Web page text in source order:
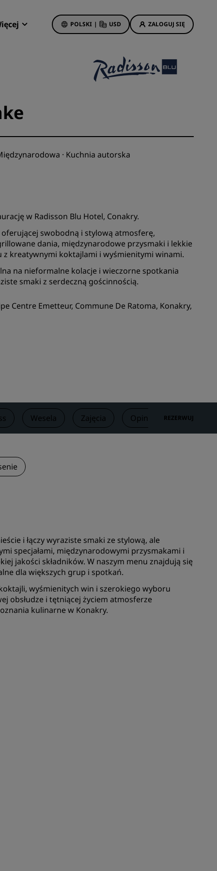
POLSKI | USD ZALOGUJ SIĘ
Oferty hotelowe
Zobacz nasze pakiety
Rad Pets
Lokale na wesele
Zrównoważone pobyty
Pobyty drużyn sportowych
Podróżnik biznesowy
Zapraszamy na nasz blog
Jak zdobywać punkty
Bookers and Planners
· Kuchnia autorska
w Radisson Blu Hotel, Conakry.
oferującej swobodną i stylową atmosferę,
dania, międzynarodowe przysmaki i lekkie
z kreatywnymi koktajlami i wyśmienitymi winami.
na nieformalne kolacje i wieczorne spotkania
smaki z serdeczną gościnnością.
Centre Emetteur, Commune De Ratoma, Konakry,
Wesela Zajęcia Opinie Oferty
REZERWUJ
i łączy wyraziste smaki ze stylową, ale
specjałami, międzynarodowymi przysmakami i
jakości składników. W naszym menu znajdują się
dla większych grup i spotkań.
wyśmienitych win i szerokiego wyboru
obsłudze i tętniącej życiem atmosferze
kulinarne w Konakry.